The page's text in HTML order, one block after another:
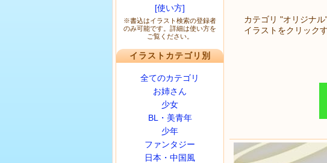
[使い方]
※書込はイラスト検索の登録者
のみ可能です。詳細は使い方を
ご覧ください。
イラストカテゴリ別
全てのカテゴリ
お姉さん
少女
BL・美青年
少年
ファンタジー
日本・中国風
カテゴリ "オリジナル
イラストをクリック